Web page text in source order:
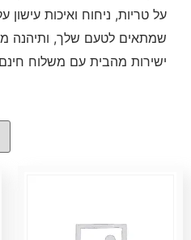
על טריות, ניחוח ואיכות
שמתאים לטעם שלך, ותיהנה
ישירות מהבית עם משלוח